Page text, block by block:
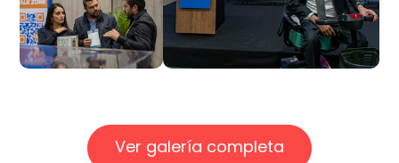
Ver galería completa